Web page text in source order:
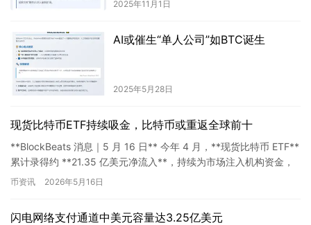
2025年11月1日
AI或催生“单人公司”如BTC诞生
2025年5月28日
现货比特币ETF持续吸金，比特币或重返全球前十
**BlockBeats 消息｜5 月 16 日** 今年 4 月，**现货比特币 ETF**
累计录得约 **21.35 亿美元净流入**，持续为市场注入机构资金，
进一步推动数字资…
币资讯 2026年5月16日
闪电网络支付通道中美元容量达3.25亿美元